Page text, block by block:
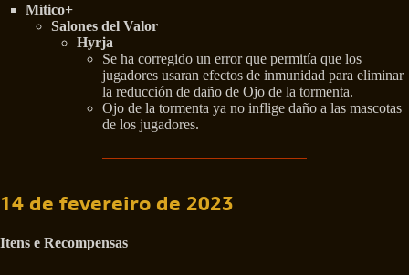
Mítico+
Salones del Valor
Hyrja
Se ha corregido un error que permitía que los
jugadores usaran efectos de inmunidad para eliminar
la reducción de daño de Ojo de la tormenta.
Ojo de la tormenta ya no inflige daño a las mascotas
de los jugadores.
14 de fevereiro de 2023
Itens e Recompensas